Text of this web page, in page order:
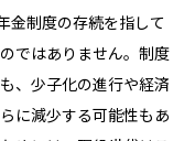
金制度の存続を指して
ではありません。制度
、少子化の進行や経済
に減少する可能性もあ